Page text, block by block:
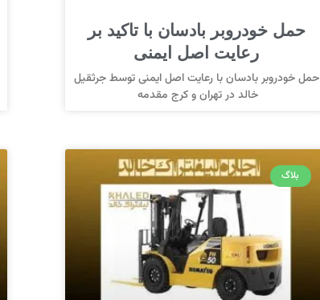
حمل خودروبر بادسان با تاکید بر
رعایت اصل ایمنی
حمل خودروبر بادسان با رعایت اصل ایمنی توسط جرثقیل
خالد در تهران و کرج مقدمه
بلاگ